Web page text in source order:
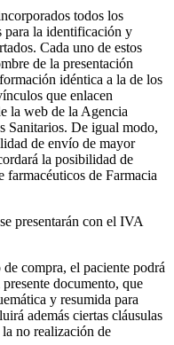
todos los
para la identificación y
Cada uno de estos
de la presentación
idéntica a la de los
que enlacen
la web de la Agencia
Sanitarios. De igual modo,
de envío de mayor
la posibilidad de
farmacéuticos de Farmacia
presentarán con el IVA
compra, el paciente podrá
documento, que
y resumida para
además ciertas cláusulas
no realización de